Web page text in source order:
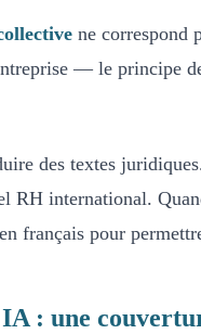
ne correspond
— le principe
des textes
RH international.
français pour
: une